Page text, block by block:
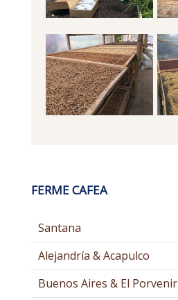
FERME CAFEA
Santana
Alejandría & Acapulco
Buenos Aires & El Porvenir